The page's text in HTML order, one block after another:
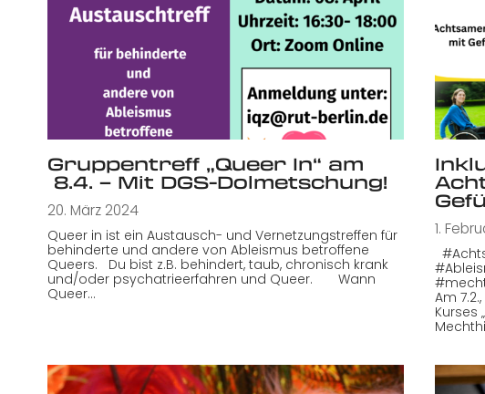
Gruppentreff „Queer In“ am
8.4. – Mit DGS-Dolmetschung!
20. März 2024
Queer in ist ein Austausch- und Vernetzungstreffen für
behinderte und andere von Ableismus betroffene
Queers. Du bist z.B. behindert, taub, chronisch krank
und/oder psychatrieerfahren und Queer. Wann
Queer…
1.
Am
Kurses